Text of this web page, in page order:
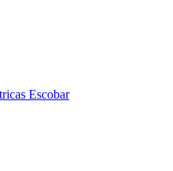
Escobar